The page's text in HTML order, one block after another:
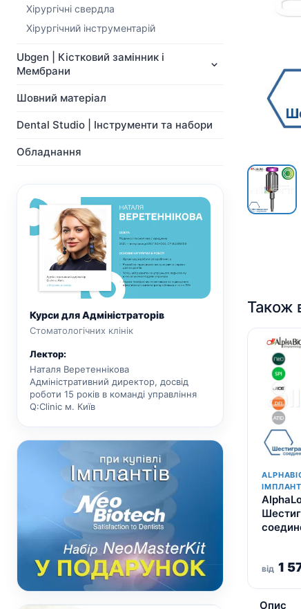
Імпланти
Ортопедія
абатментів
CAD/CAM
Система Мульти-Юніт
Хірургічні свердла
Хірургічний інструментарій
Ubgen | Кістковий замінник і
Мембрани
Шовний матеріал
Dental Studio | Інструменти та набори
Обладнання
Курси для Адміністраторів
Стоматологічних клінік
Лектор:
Наталя Веретеннікова
Адміністративний директор, досвід
роботи 15 років в команді управління
Q:Clinic м. Київ
Також
від 1
Опис